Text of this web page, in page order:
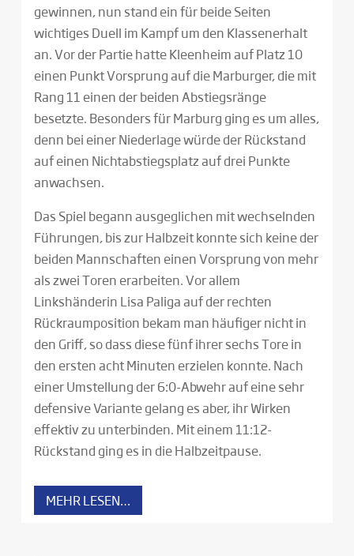
gewinnen, nun stand ein für beide Seiten
wichtiges Duell im Kampf um den Klassenerhalt
an. Vor der Partie hatte Kleenheim auf Platz 10
einen Punkt Vorsprung auf die Marburger, die mit
Rang 11 einen der beiden Abstiegsränge
besetzte. Besonders für Marburg ging es um alles,
denn bei einer Niederlage würde der Rückstand
auf einen Nichtabstiegsplatz auf drei Punkte
anwachsen.
Das Spiel begann ausgeglichen mit wechselnden
Führungen, bis zur Halbzeit konnte sich keine der
beiden Mannschaften einen Vorsprung von mehr
als zwei Toren erarbeiten. Vor allem
Linkshänderin Lisa Paliga auf der rechten
Rückraumposition bekam man häufiger nicht in
den Griff, so dass diese fünf ihrer sechs Tore in
den ersten acht Minuten erzielen konnte. Nach
einer Umstellung der 6:0-Abwehr auf eine sehr
defensive Variante gelang es aber, ihr Wirken
effektiv zu unterbinden. Mit einem 11:12-
Rückstand ging es in die Halbzeitpause.
MEHR LESEN…